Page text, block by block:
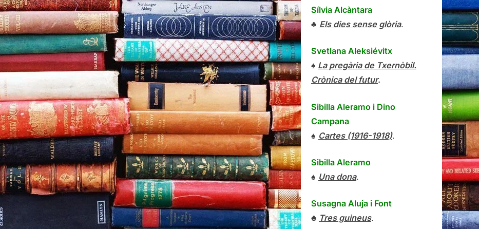
Sílvia Alcàntara
♣ Els dies sense glòria.
Svetlana Aleksiévitx
♠ La pregària de Txernòbil.
Crònica del futur.
Sibilla Aleramo i Dino
Campana
♠ Cartes (1916-1918).
Sibilla Aleramo
♠ Una dona.
Susagna Aluja i Font
♣ Tres guineus.